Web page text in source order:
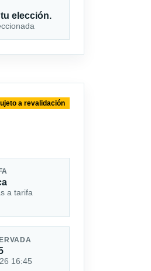
elección.
a revalidación
a tarifa
16:45